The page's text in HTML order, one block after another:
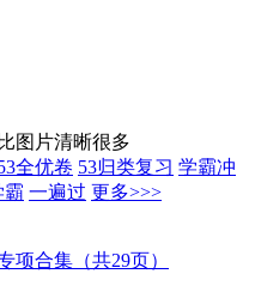
图片清晰很多
全优卷 53归类复习 学霸冲
霸 一遍过 更多>>>
项合集（共29页）